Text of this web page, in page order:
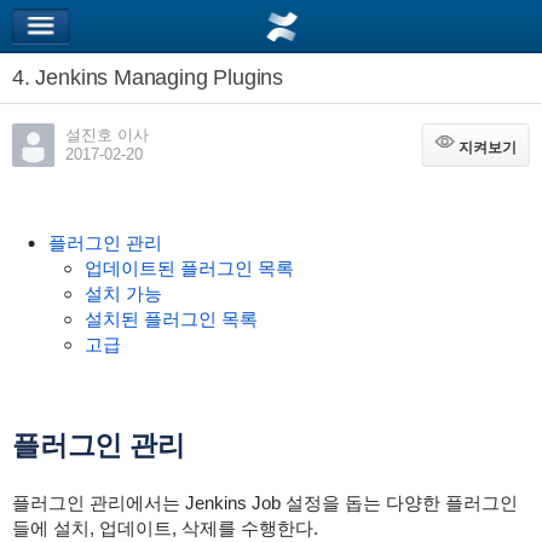
4. Jenkins Managing Plugins
설진호 이사
2017-02-20
지켜보기
지켜보기
플러그인 관리
업데이트된 플러그인 목록
설치 가능
설치된 플러그인 목록
고급
플러그인 관리
플러그인 관리에서는 Jenkins Job 설정을 돕는 다양한 플러그인
들에 설치, 업데이트, 삭제를 수행한다.